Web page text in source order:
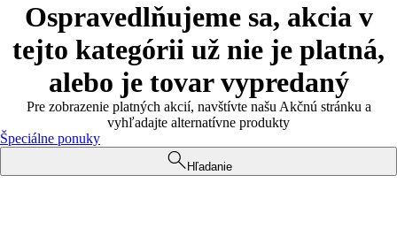
Ospravedlňujeme sa, akcia v
tejto kategórii už nie je platná,
alebo je tovar vypredaný
Pre zobrazenie platných akcií, navštívte našu Akčnú stránku a
vyhľadajte alternatívne produkty
Špeciálne ponuky
Hľadanie